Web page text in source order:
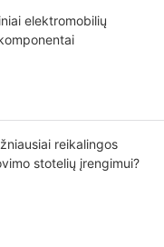
elektromobilių
reikalingos
stotelių įrengimui?